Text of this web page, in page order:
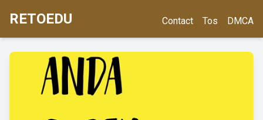
RETOEDU Contact Tos DMCA